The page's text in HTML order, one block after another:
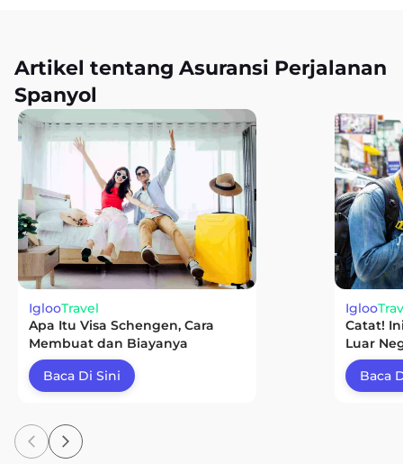
Artikel tentang Asuransi Perjalanan
Spanyol
IglooTravel
Apa Itu Visa Schengen, Cara
Membuat dan Biayanya
Baca Di Sini
Igloo
Catat!
Luar
Baca